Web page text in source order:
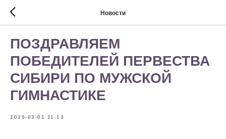
Новости
ПОЗДРАВЛЯЕМ
ПОБЕДИТЕЛЕЙ ПЕРВЕСТВА
СИБИРИ ПО МУЖСКОЙ
ГИМНАСТИКЕ
2025-03-01 11:13